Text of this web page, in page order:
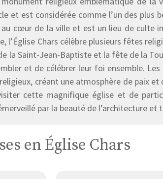
et est considérée comme l’un des plus
cœur de la ville et est un lieu de culte
l’Église Chars célèbre plusieurs fêtes
la Saint-Jean-Baptiste et la fête de la
et de célébrer leur foi ensemble.
créant une atmosphère de paix et
cette magnifique église et de
par la beauté de l’architecture
en Église Chars